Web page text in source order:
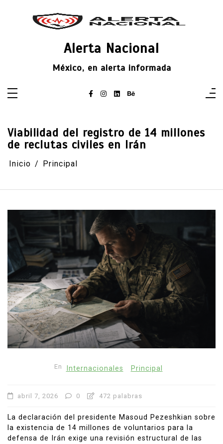
Alerta Nacional
México, en alerta informada
Viabilidad del registro de 14 millones
de reclutas civiles en Irán
Inicio Principal
En Internacionales Principal
abril 7, 2026 0 472 palabras
La declaración del presidente Masoud Pezeshkian sobre
la existencia de 14 millones de voluntarios para la
defensa de Irán exige una revisión estructural de las